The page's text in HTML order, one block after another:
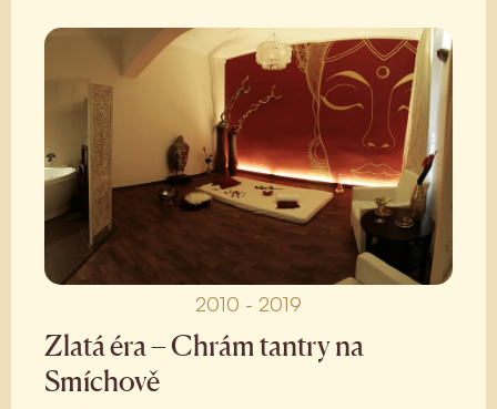
2010 - 2019
Zlatá éra – Chrám tantry na
Smíchově